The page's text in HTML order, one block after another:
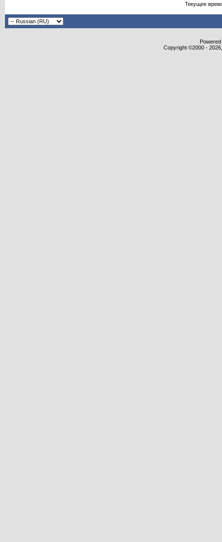
Текущее
Copyright ©2000 -